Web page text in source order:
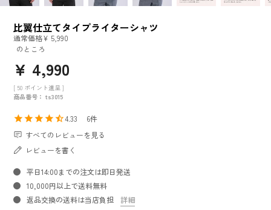
比翼仕立てタイプライターシャツ
通常価格¥ 5,990
のところ
¥ 4,990
[ 50 ポイント進呈 ]
商品番号
ts3015
4.33
6
すべてのレビューを見る
レビューを書く
平日14:00までの注文は即日発送
10,000円以上で送料無料
返品交換の送料は当店負担
詳細